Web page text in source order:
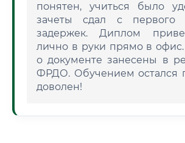
понятен, учиться было
зачеты сдал с первого
задержек. Диплом
лично в руки прямо в
о документе занесены в
ФРДО. Обучением остался
доволен!